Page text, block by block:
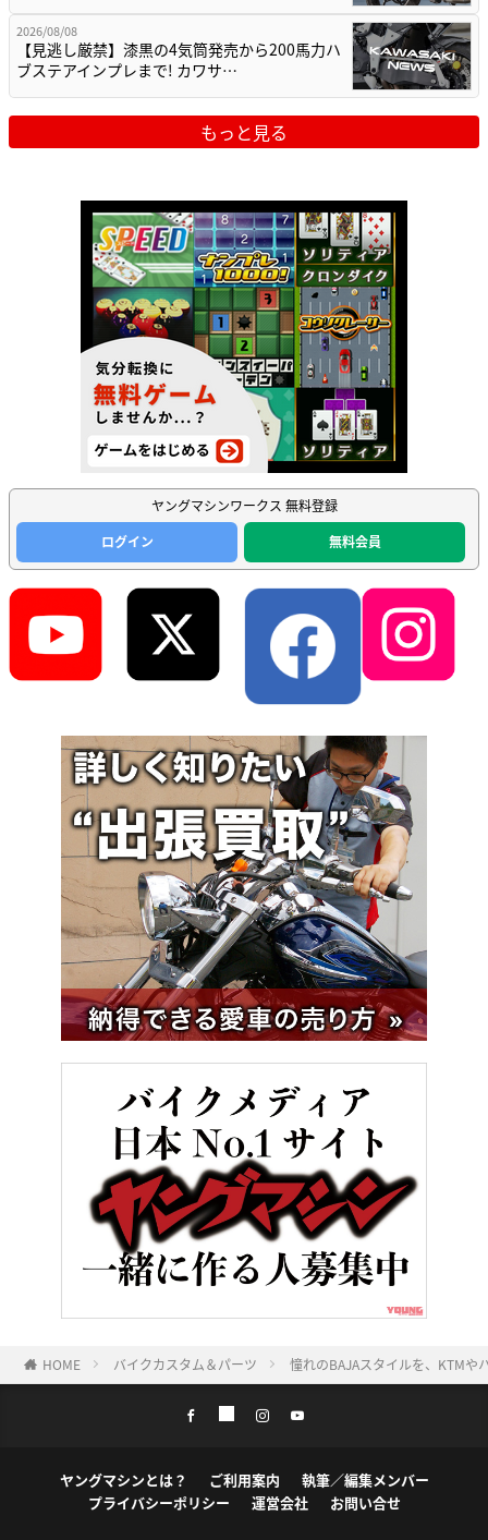
2026/08/08
【見逃し厳禁】漆黒の4気筒発売から200馬力ハ
ブステアインプレまで! カワサ…
もっと見る
ヤングマシンワークス 無料登録
ログイン
無料会員
HOME バイクカスタム＆パーツ 憧れのBAJAスタイルを、KTMや
ヤングマシンとは？ ご利用案内
執筆／編集メンバー
プライバシーポリシー
運営会社 お問い合せ